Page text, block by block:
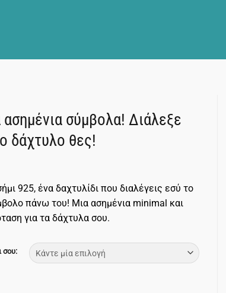
ασημένια σύμβολα! Διάλεξε
δάχτυλο θες!
925, ένα δαχτυλίδι που διαλέγεις εσύ το
πάνω του! Μια ασημένια minimal και
για τα δάχτυλα σου.
σου:
σύμβολα! Διάλεξε το για όποιο δάχτυλο θες! ποσότητα